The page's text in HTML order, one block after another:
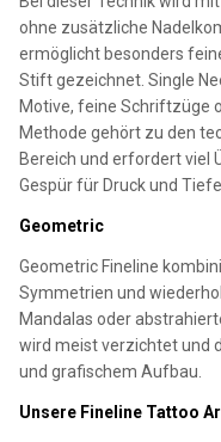
ohne zusätzliche
ermöglicht besonders
Stift gezeichnet. Single
Motive, feine Schriftzüge
Methode gehört zu den
Bereich und erfordert viel
Gespür für Druck und Tiefe.
Geometric
Geometric Fineline
Symmetrien und
Mandalas oder
wird meist verzichtet und
und grafischem Aufbau.
Unsere Fineline Tattoo